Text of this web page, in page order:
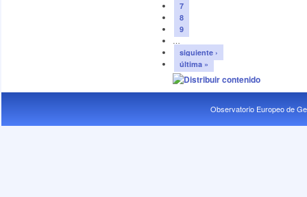
7
8
9
…
siguiente ›
última »
Observatorio Europeo de